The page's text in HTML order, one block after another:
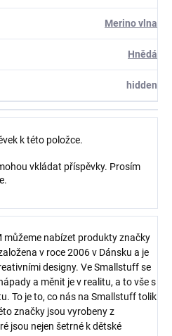
Merino vlna
Hnědá
hidden
k této položce.
vkládat příspěvky. Prosím
.
můžeme nabízet produkty značky
v roce 2006 v Dánsku a je
designy. Ve Smallstuff se
a měnit je v realitu, a to vše s
To je to, co nás na Smallstuff tolik
značky jsou vyrobeny z
jsou nejen šetrné k dětské